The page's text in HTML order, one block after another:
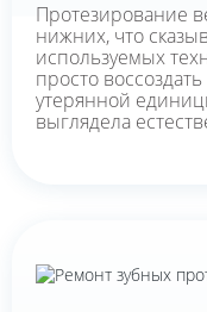
Протезирование
нижних, что
используемых
просто
утерянной
выглядела